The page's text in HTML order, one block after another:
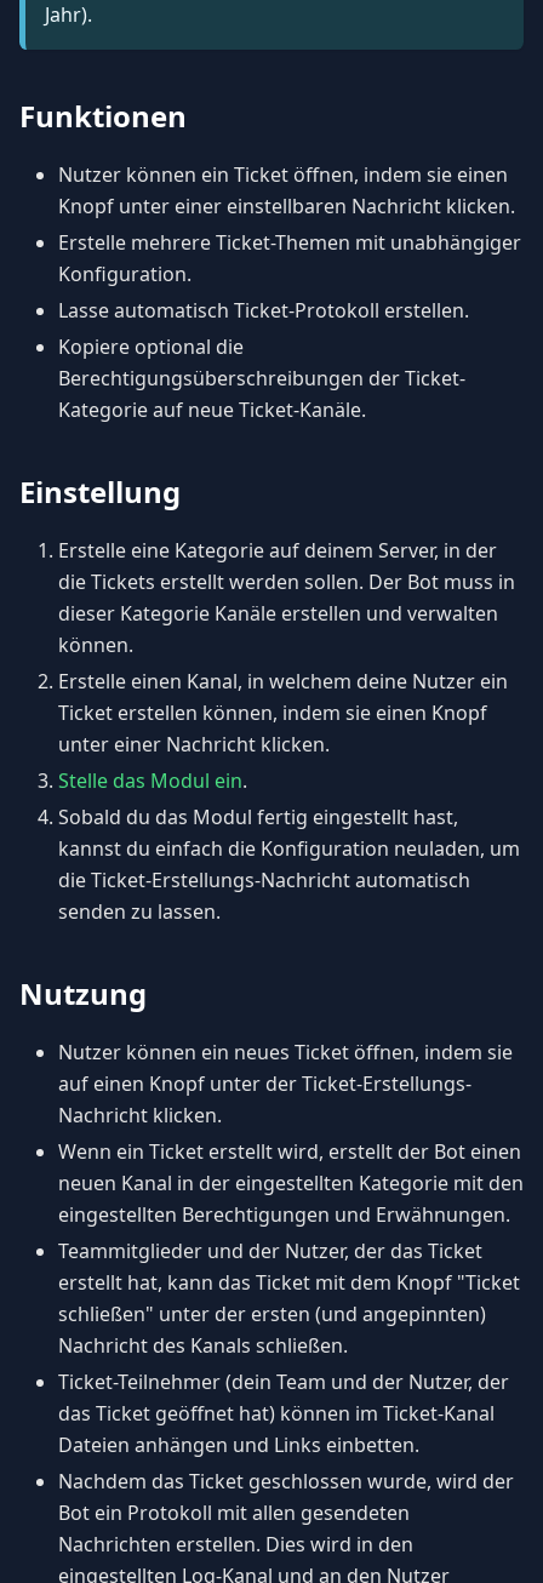
Jahr).
Funktionen
Nutzer können ein Ticket öffnen, indem sie einen
Knopf unter einer einstellbaren Nachricht klicken.
Erstelle mehrere Ticket-Themen mit unabhängiger
Konfiguration.
Lasse automatisch Ticket-Protokoll erstellen.
Kopiere optional die
Berechtigungsüberschreibungen der Ticket-
Kategorie auf neue Ticket-Kanäle.
Einstellung
Erstelle eine Kategorie auf deinem Server, in der
die Tickets erstellt werden sollen. Der Bot muss in
dieser Kategorie Kanäle erstellen und verwalten
können.
Erstelle einen Kanal, in welchem deine Nutzer ein
Ticket erstellen können, indem sie einen Knopf
unter einer Nachricht klicken.
Stelle das Modul ein.
Sobald du das Modul fertig eingestellt hast,
kannst du einfach die Konfiguration neuladen, um
die Ticket-Erstellungs-Nachricht automatisch
senden zu lassen.
Nutzung
Nutzer können ein neues Ticket öffnen, indem sie
auf einen Knopf unter der Ticket-Erstellungs-
Nachricht klicken.
Wenn ein Ticket erstellt wird, erstellt der Bot einen
neuen Kanal in der eingestellten Kategorie mit den
eingestellten Berechtigungen und Erwähnungen.
Teammitglieder und der Nutzer, der das Ticket
erstellt hat, kann das Ticket mit dem Knopf "Ticket
schließen" unter der ersten (und angepinnten)
Nachricht des Kanals schließen.
Ticket-Teilnehmer (dein Team und der Nutzer, der
das Ticket geöffnet hat) können im Ticket-Kanal
Dateien anhängen und Links einbetten.
Nachdem das Ticket geschlossen wurde, wird der
Bot ein Protokoll mit allen gesendeten
Nachrichten erstellen. Dies wird in den
eingestellten Log-Kanal und an den Nutzer